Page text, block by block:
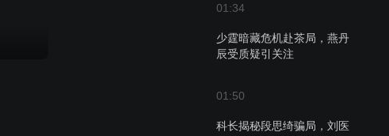
01:34
少霆暗藏危机赴茶局，燕丹
辰受质疑引关注
01:50
科长揭秘段思绮骗局，刘医